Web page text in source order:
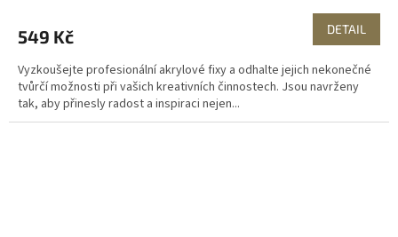
549 Kč DETAIL
Vyzkoušejte profesionální akrylové fixy a odhalte jejich nekonečné
tvůrčí možnosti při vašich kreativních činnostech. Jsou navrženy
tak, aby přinesly radost a inspiraci nejen...